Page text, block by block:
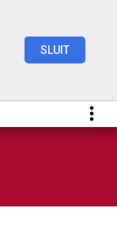
SLUIT